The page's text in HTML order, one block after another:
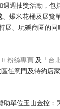
週抽獎活動，包
爆米花桶及展覽
展、玩樂商圈的
粉絲專頁 及「台
區任意門及特約店
助單位玉山金控；